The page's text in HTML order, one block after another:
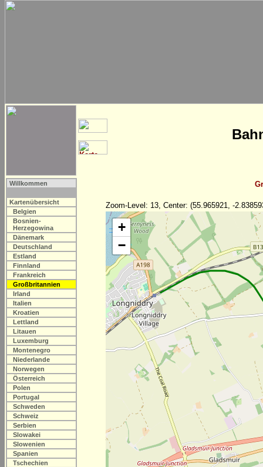
Willkommen
Kartenübersicht
Belgien
Bosnien-
Herzegowina
Dänemark
Deutschland
Estland
Finnland
Frankreich
Großbritannien
Irland
Italien
Kroatien
Lettland
Litauen
Luxemburg
Montenegro
Niederlande
Norwegen
Österreich
Polen
Portugal
Schweden
Schweiz
Serbien
Slowakei
Slowenien
Spanien
Tschechien
Zoom-Level: 13, Center: (55.965921, -
+
−